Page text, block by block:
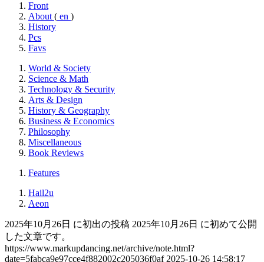
Front
About ( en )
History
Pcs
Favs
World & Society
Science & Math
Technology & Security
Arts & Design
History & Geography
Business & Economics
Philosophy
Miscellaneous
Book Reviews
Features
Hail2u
Aeon
2025年10月26日 に初出の投稿 2025年10月26日 に初めて公開
した文章です。
https://www.markupdancing.net/archive/note.html?
date=5fabca9e97cce4f882002c205036f0af 2025-10-26 14:58:17